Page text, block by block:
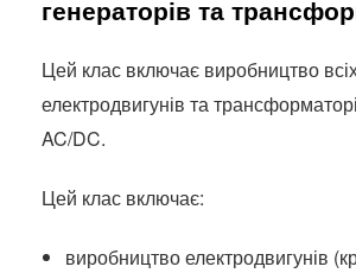
генераторів та
Цей клас включає виробництво
електродвигунів та
AC/DC.
Цей клас включає:
виробництво електродвигунів